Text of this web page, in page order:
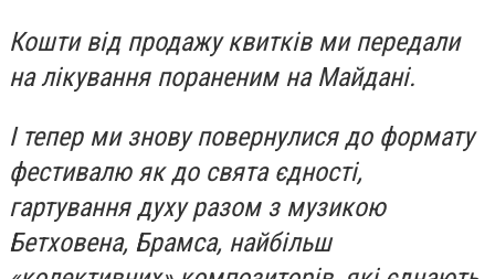
Кошти від продажу квитків ми передали
на лікування пораненим на Майдані.
І тепер ми знову повернулися до формату
фестивалю як до свята єдності,
гартування духу разом з музикою
Бетховена, Брамса, найбільш